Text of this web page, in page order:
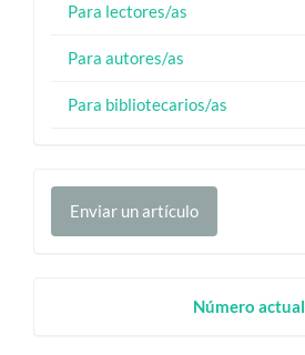
Para lectores/as
Para autores/as
Para bibliotecarios/as
Enviar
unEnviar un artículo
Número actual